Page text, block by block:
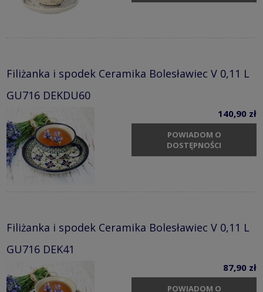
Filiżanka i spodek Ceramika Bolesławiec V 0,11 L
GU716 DEKDU60
140,90 zł
POWIADOM O
DOSTĘPNOŚCI
Filiżanka i spodek Ceramika Bolesławiec V 0,11 L
GU716 DEK41
87,90 zł
POWIADOM O